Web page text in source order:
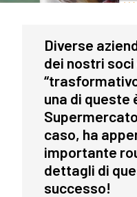
Diverse
dei nostri
una di queste
caso, ha
importante
dettagli di
successo!